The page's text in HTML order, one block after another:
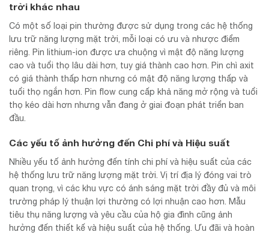
trời khác nhau
Có một số loại pin thường được sử dụng trong các hệ thống
lưu trữ năng lượng mặt trời, mỗi loại có ưu và nhược điểm
riêng. Pin lithium-ion được ưa chuộng vì mật độ năng lượng
cao và tuổi thọ lâu dài hơn, tuy giá thành cao hơn. Pin chì axit
có giá thành thấp hơn nhưng có mật độ năng lượng thấp và
tuổi thọ ngắn hơn. Pin flow cung cấp khả năng mở rộng và tuổi
thọ kéo dài hơn nhưng vẫn đang ở giai đoạn phát triển ban
đầu.
Các yếu tố ảnh hưởng đến Chi phí và Hiệu suất
Nhiều yếu tố ảnh hưởng đến tính chi phí và hiệu suất của các
hệ thống lưu trữ năng lượng mặt trời. Vị trí địa lý đóng vai trò
quan trọng, vì các khu vực có ánh sáng mặt trời đầy đủ và môi
trường pháp lý thuận lợi thường có lợi nhuận cao hơn. Mẫu
tiêu thụ năng lượng và yêu cầu của hộ gia đình cũng ảnh
hưởng đến thiết kế và hiệu suất của hệ thống. Ưu đãi và hoàn